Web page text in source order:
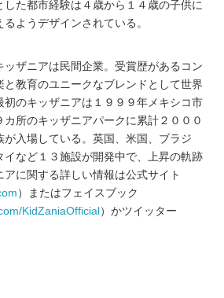
た都市経験は４歳から１４歳の子供に
ようデザインされている。
ッザニアは民間企業。受賞歴があるコン
と教育のユニークなブレンドとして世界
初のキッザニアは１９９９年メキシコ市
所のキッザニアパークに累計２０００
入場している。英国、米国、ブラジ
イなど１３施設が開発中で、上昇の軌跡
に関する詳しい情報は公式サイト
）またはフェイスブック
KidZaniaOfficial ）かツイッター